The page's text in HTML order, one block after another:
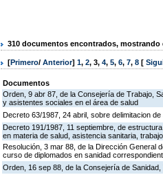
310 documentos encontrados, mostrando
[Primero/ Anterior] 1, 2, 3, 4, 5, 6, 7, 8 [
Documentos
Orden, 9 abr 87, de la Consejería de Trabajo,
y asistentes sociales en el área de salud
Decreto 63/1987, 24 abril, sobre delimitacion
Decreto 191/1987, 11 septiembre, de
en materia de salud, asistencia sanitaria,
Resolución, 3 mar 88, de la Dirección General
curso de diplomados en sanidad
Orden, 16 sep 88, de la Consejería de